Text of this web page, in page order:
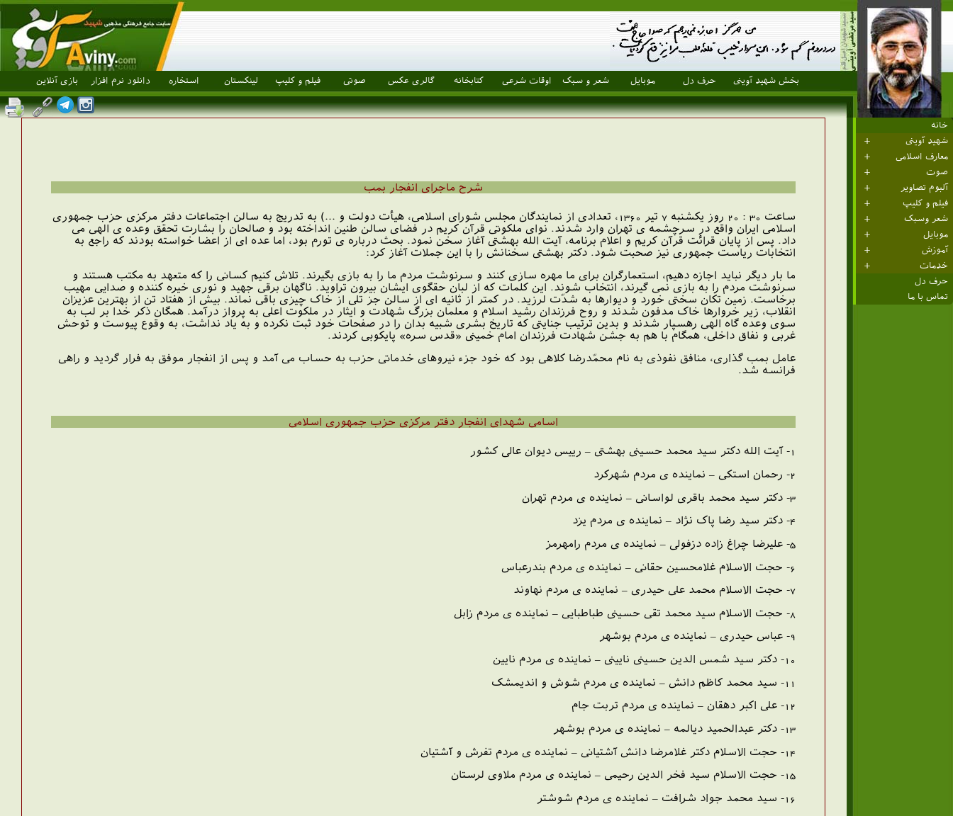
بخش شهید آوینی حرف دل موبایل شعر و سبک اوقات شرعی کتابخانه گالری عکس صوتی فیلم و کلیپ لینکستان استخاره دانلود نرم افزار بازی آنلاین
خانه
شهید آوینی
معارف اسلامی
صوت
آلبوم تصاویر
فیلم و کلیپ
شعر وسبک
موبایل
آموزش
خدمات
حرف دل
تماس با ما
شرح ماجرای انفجار بمب
ساعت 30 : 20 روز یکشنبه 7 تیر 1360، تعدادی از نمایندگان مجلس شورای اسلامی، هیأت دولت و …) به تدریج به سالن اجتماعات دفتر مرکزی حزب جمهوری
اسلامی ایران واقع در سرچشمه ی تهران وارد شدند. نوای ملکوتی قرآن کریم در فضای سالن طنین انداخته بود و صالحان را بشارت تحقق وعده ی الهی می
داد. پس از پایان قرائت قرآن کریم و اعلام برنامه، آیت الله بهشتی آغاز سخن نمود. بحث درباره ی تورم بود، اما عده ای از اعضا خواسته بودند که راجع به
انتخابات ریاست جمهوری نیز صحبت شود. دکتر بهشتی سخنانش را با این جملات آغاز کرد:
ما بار دیگر نباید اجازه دهیم، استعمارگران برای ما مهره سازی کنند و سرنوشت مردم ما را به بازی بگیرند. تلاش کنیم کسانی را که متعهد به مکتب هستند و
سرنوشت مردم را به بازی نمی گیرند، انتخاب شوند. این کلمات که از لبان حقگوی ایشان بیرون تراوید. ناگهان برقی جهید و نوری خیره کننده و صدایی مهیب
برخاست. زمین تکان سختی خورد و دیوارها به شدّت لرزید. در کمتر از ثانیه ای از سالن جز تلی از خاک چیزی باقی نماند. بیش از هفتاد تن از بهترین عزیزان
انقلاب، زیر خروارها خاک مدفون شدند و روح فرزندان رشید اسلام و معلمان بزرگ شهادت و ایثار در ملکوت اعلی به پرواز درآمد. همگان ذکر خدا بر لب به
سوی وعده گاه الهی رهسپار شدند و بدین ترتیب جنایتی که تاریخ بشری شبیه بدان را در صفحات خود ثبت نکرده و به یاد نداشت، به وقوع پیوست و توحش
غربی و نفاق داخلی، همگام با هم به جشن شهادت فرزندان امام خمینی «قدس سره» پایکوبی کردند.
عامل بمب گذاری، منافق نفوذی به نام محمّدرضا کلاهی بود که خود جزء نیروهای خدماتی حزب به حساب می آمد و پس از انفجار موفق به فرار گردید و راهی
فرانسه شد.
اسامی شهدای انفجار دفتر مرکزی حزب جمهوری اسلامی
1- آیت الله دکتر سید محمد حسینی بهشتی – رییس دیوان عالی کشور
2- رحمان استکی – نماینده ی مردم شهرکرد
3- دکتر سید محمد باقری لواسانی – نماینده ی مردم تهران
4- دکتر سید رضا پاک نژاد – نماینده ی مردم یزد
5- علیرضا چراغ زاده دزفولی – نماینده ی مردم رامهرمز
6- حجت الاسلام غلامحسین حقانی – نماینده ی مردم بندرعباس
7- حجت الاسلام محمد علی حیدری – نماینده ی مردم نهاوند
8- حجت الاسلام سید محمد تقی حسینی طباطبایی – نماینده ی مردم زابل
9- عباس حیدری – نماینده ی مردم بوشهر
10- دکتر سید شمس الدین حسینی نایینی – نماینده ی مردم نایین
11- سید محمد کاظم دانش – نماینده ی مردم شوش و اندیمشک
12- علی اکبر دهقان – نماینده ی مردم تربت جام
13- دکتر عبدالحمید دیالمه – نماینده ی مردم بوشهر
14- حجت الاسلام دکتر غلامرضا دانش آشتیانی – نماینده ی مردم تفرش و آشتیان
15- حجت الاسلام سید فخر الدین رحیمی – نماینده ی مردم ملاوی لرستان
16- سید محمد جواد شرافت – نماینده ی مردم شوشتر